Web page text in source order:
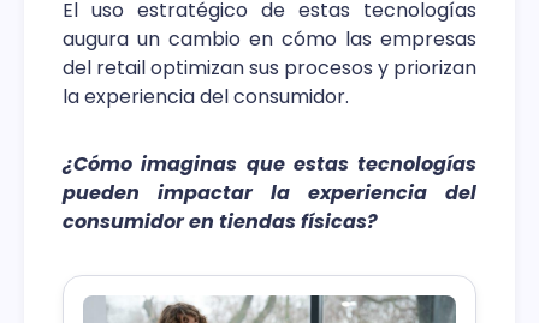
El uso estratégico de estas tecnologías
augura un cambio en cómo las empresas
del retail optimizan sus procesos y priorizan
la experiencia del consumidor.
¿Cómo imaginas que estas tecnologías
pueden impactar la experiencia del
consumidor en tiendas físicas?